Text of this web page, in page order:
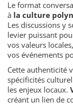
Le format
à la culture
Les discussions y
levier puissant
vos valeurs
vos événements
Cette authenticité
spécificités
les enjeux locaux.
créant un lien de